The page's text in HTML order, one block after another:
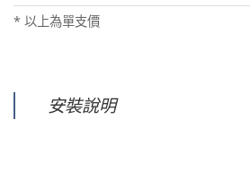
* 以上為單支價
安裝說明